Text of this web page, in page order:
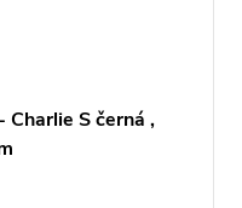
Charlie S černá ,